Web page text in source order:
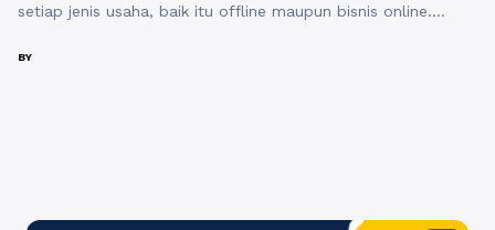
setiap jenis usaha, baik itu offline maupun bisnis online.
membuat riset pasar menjadi hal yang tak terelakkan.
BY